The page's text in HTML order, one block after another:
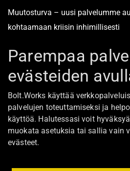
Muutosturva – uusi palvelumme
kohtaamaan kriisin inhimillisesti
Boltista
Töihin Bolt.Worksin toimistolle
Ajankohtaista
Ota yhteyttä
Parempaa
evästeiden
Bolt.Works käyttää
palvelujen toteuttamiseksi ja
käyttöä. Halutessasi voit
muokata asetuksia tai sallia vain
evästeet.